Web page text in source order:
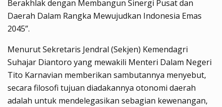
Berakhlak dengan Membangun Sinergi Pusat dan
Daerah Dalam Rangka Mewujudkan Indonesia Emas
2045”.
Menurut Sekretaris Jendral (Sekjen) Kemendagri
Suhajar Diantoro yang mewakili Menteri Dalam Negeri
Tito Karnavian memberikan sambutannya menyebut,
secara filosofi tujuan diadakannya otonomi daerah
adalah untuk mendelegasikan sebagian kewenangan,